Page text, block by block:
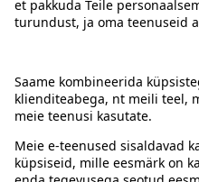
Juhised
Tingimused